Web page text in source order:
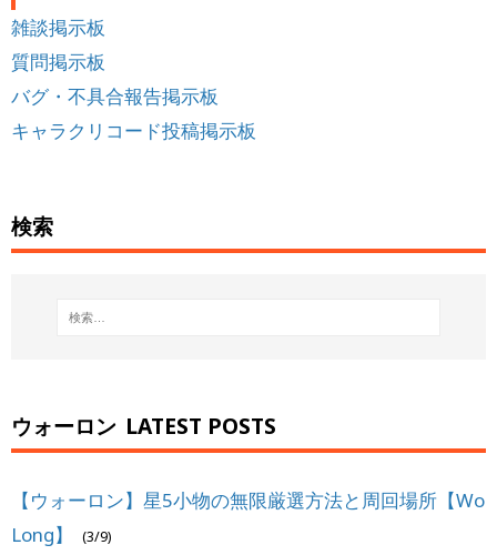
雑談掲示板
質問掲示板
バグ・不具合報告掲示板
キャラクリコード投稿掲示板
検索
ウォーロン LATEST POSTS
【ウォーロン】星5小物の無限厳選方法と周回場所【Wo
Long】
(3/9)